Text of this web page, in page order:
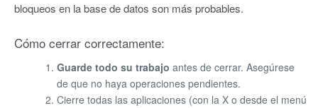
bloqueos en la base de datos son más probables.
Cómo cerrar correctamente:
Guarde todo su trabajo antes de cerrar. Asegúrese
de que no haya operaciones pendientes.
Cierre todas las aplicaciones (con la X o desde el menú